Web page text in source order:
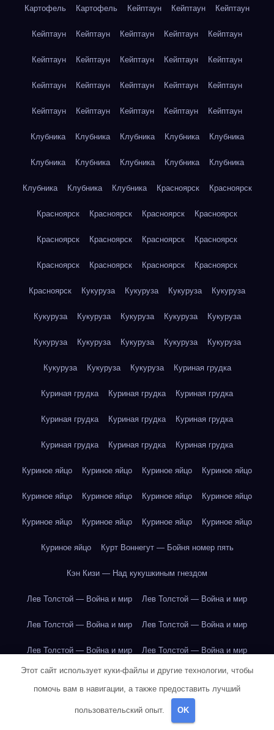
Картофель Картофель Кейптаун Кейптаун Кейптаун
Кейптаун Кейптаун Кейптаун Кейптаун Кейптаун
Кейптаун Кейптаун Кейптаун Кейптаун Кейптаун
Кейптаун Кейптаун Кейптаун Кейптаун Кейптаун
Кейптаун Кейптаун Кейптаун Кейптаун Кейптаун
Клубника Клубника Клубника Клубника Клубника
Клубника Клубника Клубника Клубника Клубника
Клубника Клубника Клубника Красноярск Красноярск
Красноярск Красноярск Красноярск Красноярск
Красноярск Красноярск Красноярск Красноярск
Красноярск Красноярск Красноярск Красноярск
Красноярск Кукуруза Кукуруза Кукуруза Кукуруза
Кукуруза Кукуруза Кукуруза Кукуруза Кукуруза
Кукуруза Кукуруза Кукуруза Кукуруза Кукуруза
Кукуруза Кукуруза Кукуруза Куриная грудка
Куриная грудка Куриная грудка Куриная грудка
Куриная грудка Куриная грудка Куриная грудка
Куриная грудка Куриная грудка Куриная грудка
Куриное яйцо Куриное яйцо Куриное яйцо Куриное яйцо
Куриное яйцо Куриное яйцо Куриное яйцо Куриное яйцо
Куриное яйцо Куриное яйцо Куриное яйцо Куриное яйцо
Куриное яйцо Курт Воннегут — Бойня номер пять
Кэн Кизи — Над кукушкиным гнездом
Лев Толстой — Война и мир Лев Толстой — Война и мир
Лев Толстой — Война и мир Лев Толстой — Война и мир
Лев Толстой — Война и мир Лев Толстой — Война и мир
Лев Толстой — Война и мир Лев Толстой — Война и мир
Лев Толстой — Война и мир
Этот сайт использует куки-файлы и другие технологии, чтобы
помочь вам в навигации, а также предоставить лучший
пользовательский опыт. OK